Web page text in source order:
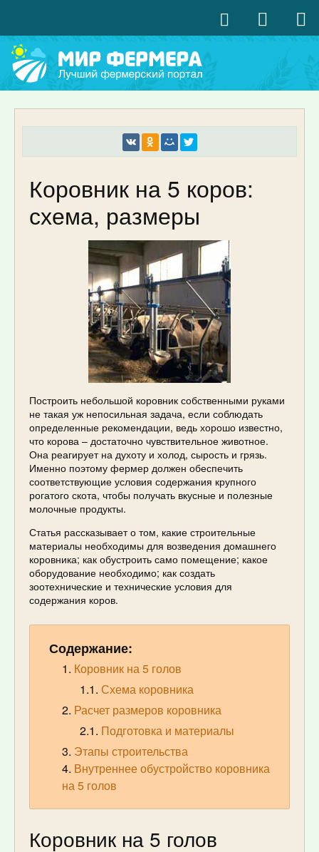
Коровник на 5 коров:
схема, размеры
Построить небольшой коровник собственными руками
не такая уж непосильная задача, если соблюдать
определенные рекомендации, ведь хорошо известно,
что корова – достаточно чувствительное животное.
Она реагирует на духоту и холод, сырость и грязь.
Именно поэтому фермер должен обеспечить
соответствующие условия содержания крупного
рогатого скота, чтобы получать вкусные и полезные
молочные продукты.
Статья рассказывает о том, какие строительные
материалы необходимы для возведения домашнего
коровника; как обустроить само помещение; какое
оборудование необходимо; как создать
зоотехнические и технические условия для
содержания коров.
Содержание:
Коровник на 5 голов
Схема коровника
Расчет размеров коровника
Подготовка и материалы
Этапы строительства
Внутреннее обустройство коровника
на 5 голов
Коровник на 5 голов